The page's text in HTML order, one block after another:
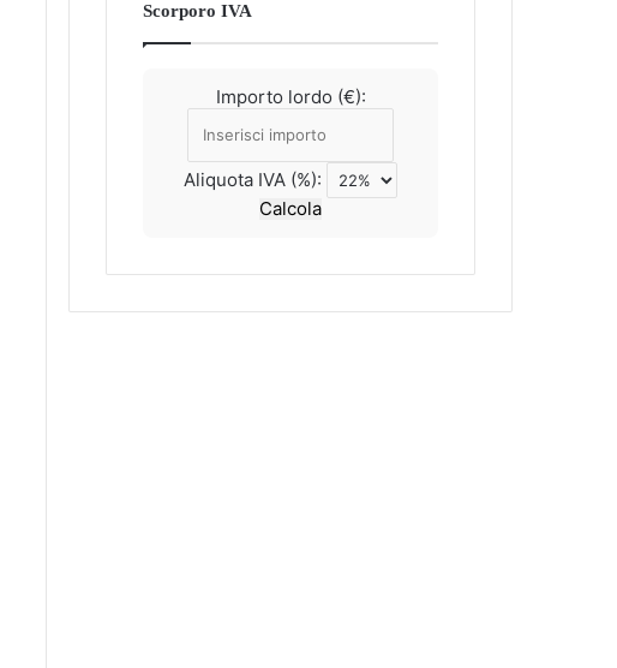
Scorporo IVA
Importo lordo (€):
Aliquota IVA (%):
Calcola